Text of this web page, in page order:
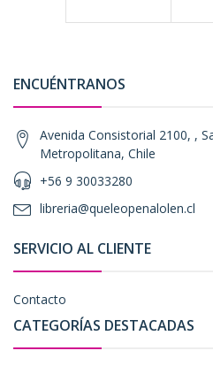
ENCUÉNTRANOS
Avenida Consistorial 2100, ,
Metropolitana, Chile
+56 9 30033280
libreria@queleopenalolen.cl
SERVICIO AL CLIENTE
Contacto
CATEGORÍAS DESTACADAS